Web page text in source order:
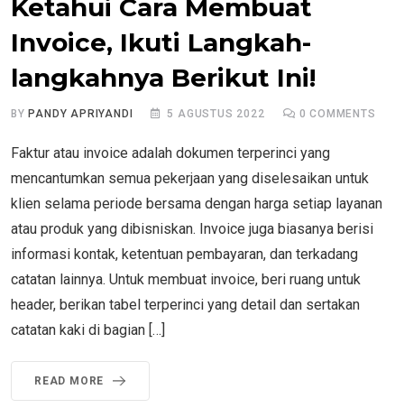
Ketahui Cara Membuat
Invoice, Ikuti Langkah-
langkahnya Berikut Ini!
BY PANDY APRIYANDI 5 AGUSTUS 2022 0 COMMENTS
Faktur atau invoice adalah dokumen terperinci yang
mencantumkan semua pekerjaan yang diselesaikan untuk
klien selama periode bersama dengan harga setiap layanan
atau produk yang dibisniskan. Invoice juga biasanya berisi
informasi kontak, ketentuan pembayaran, dan terkadang
catatan lainnya. Untuk membuat invoice, beri ruang untuk
header, berikan tabel terperinci yang detail dan sertakan
catatan kaki di bagian […]
READ MORE